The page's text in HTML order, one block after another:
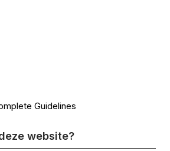
Guidelines
website?